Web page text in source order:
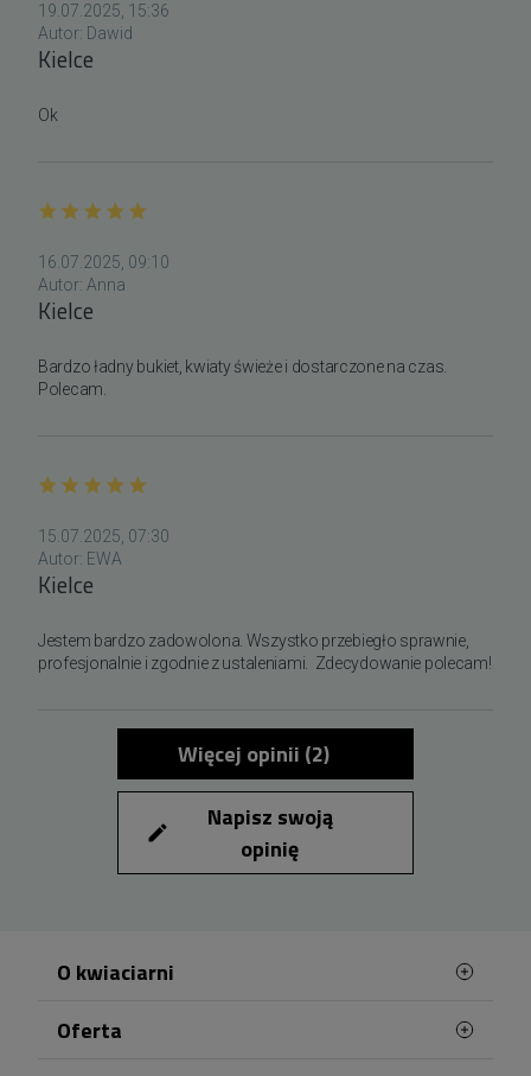
19.07.2025, 15:36
Autor: Dawid
Kielce
Ok
16.07.2025, 09:10
Autor: Anna
Kielce
Bardzo ładny bukiet, kwiaty świeże i dostarczone na czas.
Polecam.
15.07.2025, 07:30
Autor: EWA
Kielce
Jestem bardzo zadowolona. Wszystko przebiegło sprawnie,
profesjonalnie i zgodnie z ustaleniami.  Zdecydowanie polecam!
Więcej opinii (2)
edit
Napisz swoją
opinię
O kwiaciarni
Telekwiaciarnia Kielce została stworzona dla
Oferta